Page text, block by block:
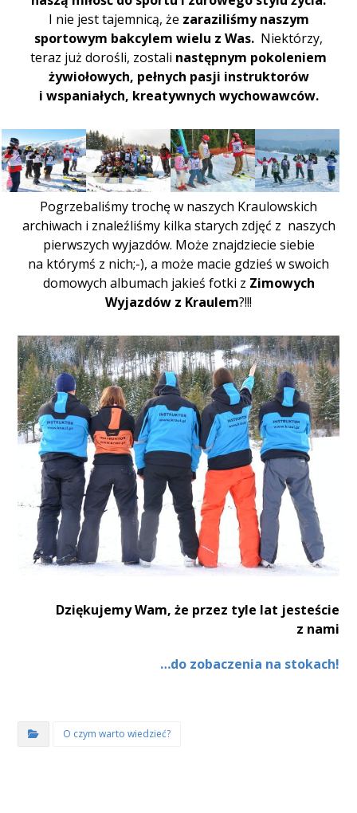
I nie jest tajemnicą, że zaraziliśmy naszym
sportowym bakcylem wielu z Was. Niektórzy,
teraz już dorośli, zostali następnym pokoleniem
żywiołowych, pełnych pasji instruktorów
i wspaniałych, kreatywnych wychowawców.
Pogrzebaliśmy trochę w naszych Kraulowskich
archiwach i znaleźliśmy kilka starych zdjęć z naszych
pierwszych wyjazdów. Może znajdziecie siebie
na którymś z nich;-), a może macie gdzieś w swoich
domowych albumach jakieś fotki z Zimowych
Wyjazdów z Kraulem?!!!
Dziękujemy Wam, że przez tyle lat jesteście
z nami
…do zobaczenia na stokach!
O czym warto wiedzieć?